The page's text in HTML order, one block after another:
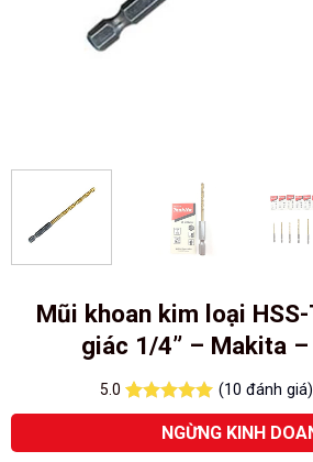
Mũi khoan kim loại
giác 1/4” – Makita
5.0
5.0trên 5
dựa trên
10
đánh giá
(10 đánh giá)
NGỪNG KINH